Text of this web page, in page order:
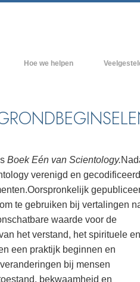
voor de
Leider van
Hoe we helpen
Boek Eén van Scientology.
verenigd en
Oorspronkelijk
te gebruiken bij vertalingen
waarde voor de
het verstand, het spirituele
een praktijk beginnen en
bij mensen
bekwaamheid en